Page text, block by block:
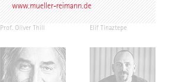
Prof. Oliver Thill Elif Tinaztepe
www.mueller-reimann.de